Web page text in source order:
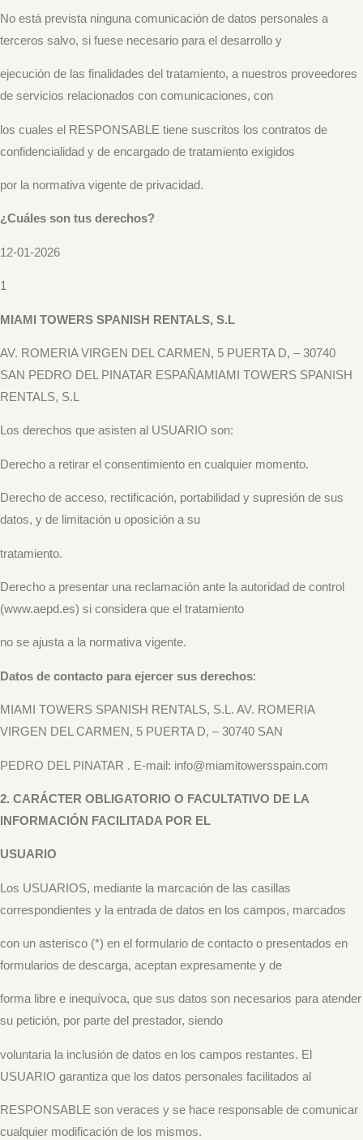
No está prevista ninguna comunicación de datos personales a
terceros salvo, si fuese necesario para el desarrollo y
ejecución de las finalidades del tratamiento, a nuestros proveedores
de servicios relacionados con comunicaciones, con
los cuales el RESPONSABLE tiene suscritos los contratos de
confidencialidad y de encargado de tratamiento exigidos
por la normativa vigente de privacidad.
¿Cuáles son tus derechos?
12-01-2026
1
MIAMI TOWERS SPANISH RENTALS, S.L
AV. ROMERIA VIRGEN DEL CARMEN, 5 PUERTA D, – 30740
SAN PEDRO DEL PINATAR ESPAÑAMIAMI TOWERS SPANISH
RENTALS, S.L
Los derechos que asisten al USUARIO son:
Derecho a retirar el consentimiento en cualquier momento.
Derecho de acceso, rectificación, portabilidad y supresión de sus
datos, y de limitación u oposición a su
tratamiento.
Derecho a presentar una reclamación ante la autoridad de control
(www.aepd.es) si considera que el tratamiento
no se ajusta a la normativa vigente.
Datos de contacto para ejercer sus derechos:
MIAMI TOWERS SPANISH RENTALS, S.L. AV. ROMERIA
VIRGEN DEL CARMEN, 5 PUERTA D, – 30740 SAN
PEDRO DEL PINATAR . E-mail: info@miamitowersspain.com
2. CARÁCTER OBLIGATORIO O FACULTATIVO DE LA
INFORMACIÓN FACILITADA POR EL
USUARIO
Los USUARIOS, mediante la marcación de las casillas
correspondientes y la entrada de datos en los campos, marcados
con un asterisco (*) en el formulario de contacto o presentados en
formularios de descarga, aceptan expresamente y de
forma libre e inequívoca, que sus datos son necesarios para atender
su petición, por parte del prestador, siendo
voluntaria la inclusión de datos en los campos restantes. El
USUARIO garantiza que los datos personales facilitados al
RESPONSABLE son veraces y se hace responsable de comunicar
cualquier modificación de los mismos.